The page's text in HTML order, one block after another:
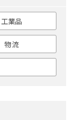
工業品
物流